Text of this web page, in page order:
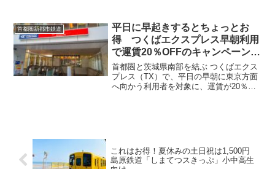
全線が1日乗り放題となる期間限定の企画
乗車券です。春休み...
首都圏新都市鉄道
平日に早起きするとちょっとお
得 つくばエクスプレス早朝利用
で運賃20％OFFのキャンペーン
（2026年5月11日～7月31日）
首都圏と茨城県南部を結ぶ つくばエクス
プレス（TX）で、平日の早朝に東京方面
へ向かう利用者を対象に、運賃が20％割
これはお得！夏休みの土日祝は1,500円
島原鉄道「しまてつスきっぷ」小中高生